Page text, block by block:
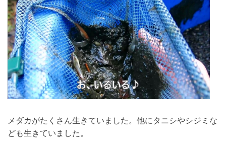
メダカがたくさん生きていました。他にタニシやシジミな
ども生きていました。